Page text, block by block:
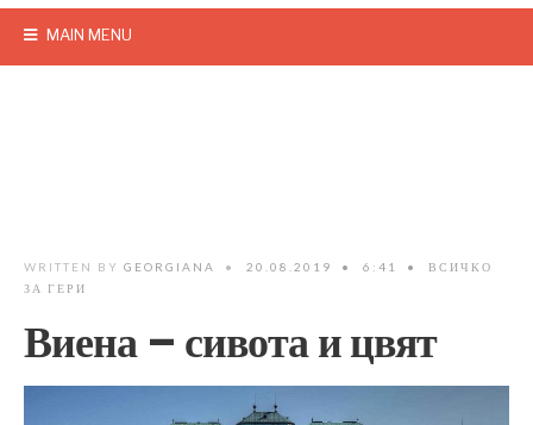
MAIN MENU
WRITTEN BY GEORGIANA • 20.08.2019 • 6:41 •
ВСИЧКО
ЗА ГЕРИ
Виена – сивота и цвят